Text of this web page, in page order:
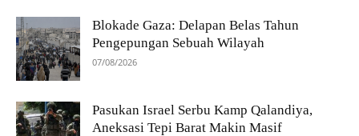
Blokade Gaza: Delapan Belas Tahun
Pengepungan Sebuah Wilayah
07/08/2026
Pasukan Israel Serbu Kamp Qalandiya,
Aneksasi Tepi Barat Makin Masif